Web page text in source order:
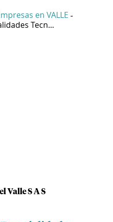
en VALLE -
Tecn...
Valle S A S